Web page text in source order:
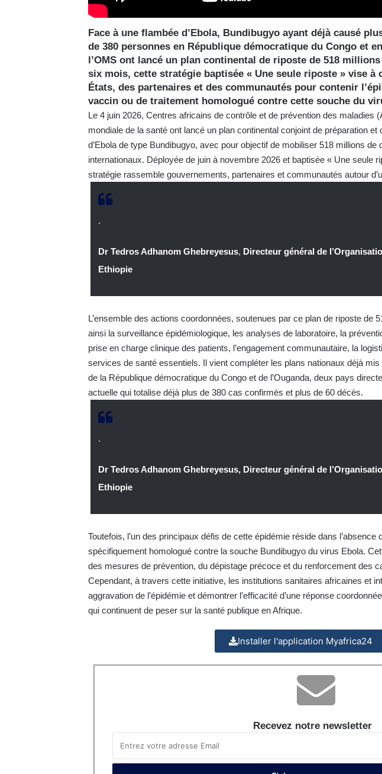
Face à une flambée d’Ebola, Bundibugyo ayant déjà causé
de 380 personnes en République démocratique du Congo et
l’OMS ont lancé un plan continental de riposte de 518
six mois, cette stratégie baptisée « Une seule riposte » vise à
États, des partenaires et des communautés pour contenir
vaccin ou de traitement homologué contre cette souche du
Le 4 juin 2026, Centres africains de contrôle et de prévention des maladies
mondiale de la santé ont lancé un plan continental conjoint de préparation et
d’Ebola de type Bundibugyo, avec pour objectif de mobiliser 518 millions de
internationaux. Déployée de juin à novembre 2026 et baptisée « Une seule
stratégie rassemble gouvernements, partenaires et communautés autour
.
Dr Tedros Adhanom Ghebreyesus, Directeur général de
Ethiopie
L’ensemble des actions coordonnées, soutenues par ce plan de riposte de
ainsi la surveillance épidémiologique, les analyses de laboratoire, la
prise en charge clinique des patients, l’engagement communautaire, la
services de santé essentiels. Il vient compléter les plans nationaux déjà
de la République démocratique du Congo et de l’Ouganda, deux pays
actuelle qui totalise déjà plus de 380 cas confirmés et plus de 60 décès.
.
Dr Tedros Adhanom Ghebreyesus, Directeur général de
Ethiopie
Toutefois, l’un des principaux défis de cette épidémie réside dans l’absence
spécifiquement homologué contre la souche Bundibugyo du virus Ebola.
des mesures de prévention, du dépistage précoce et du renforcement des
Cependant, à travers cette initiative, les institutions sanitaires africaines et
aggravation de l’épidémie et démontrer l’efficacité d’une réponse
qui continuent de peser sur la santé publique en Afrique.
Installer l'application Myafrica24
Recevez notre newsletter